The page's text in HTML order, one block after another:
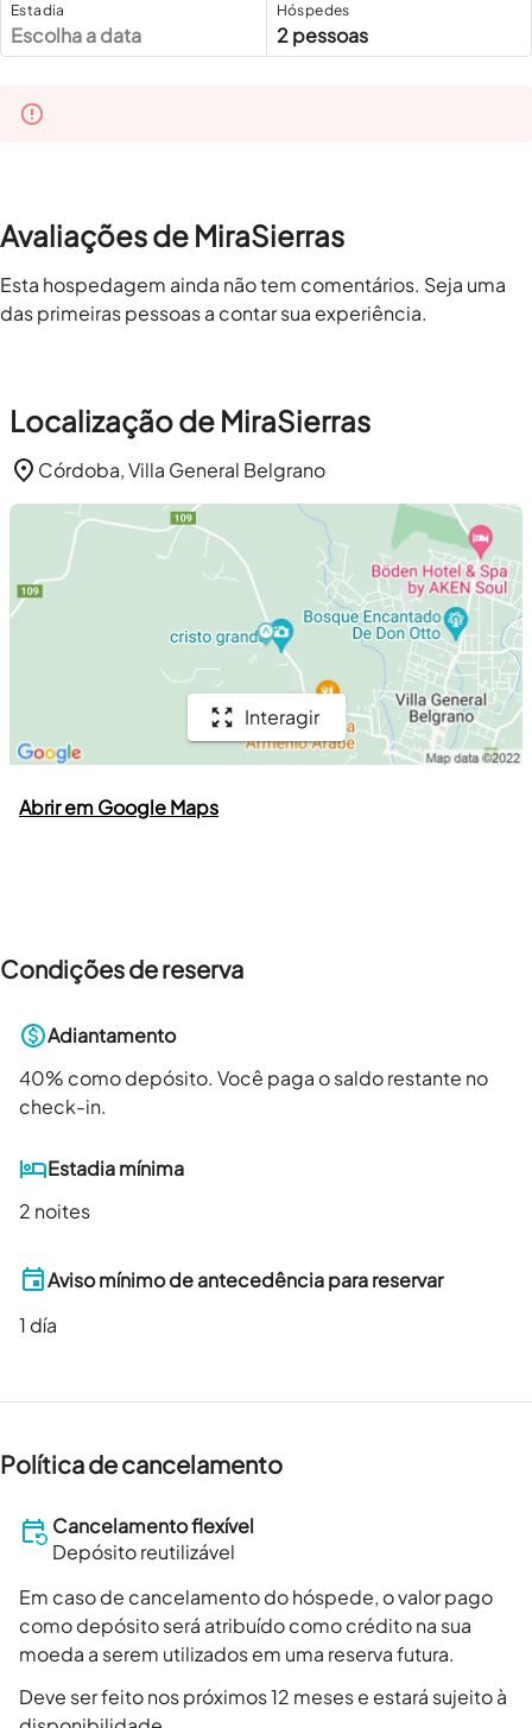
Estadia
Escolha a data
Hóspedes
2 pessoas
Avaliações de MiraSierras
Esta hospedagem ainda não tem comentários. Seja uma
das primeiras pessoas a contar sua experiência.
Localização de MiraSierras
Córdoba, Villa General Belgrano
Interagir
Abrir em Google Maps
Condições de reserva
Adiantamento
40% como depósito. Você paga o saldo restante no
check-in.
Estadia mínima
2 noites
Aviso mínimo de antecedência para reservar
1 día
Política de cancelamento
Cancelamento flexível
Depósito reutilizável
Em caso de cancelamento do hóspede, o valor pago
como depósito será atribuído como crédito na sua
moeda a serem utilizados em uma reserva futura.
Deve ser feito nos próximos 12 meses e estará sujeito à